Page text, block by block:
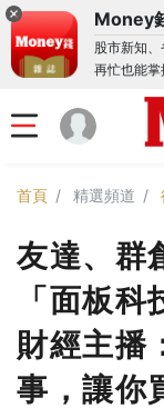
Money
股市新知
再忙也能
首頁 精選頻道
友達、群
「面板
財經主播
事，讓你